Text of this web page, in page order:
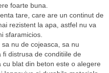
foarte buna.
tare, care are un continut de
rezistent la apa, astfel nu va
sfaramicios.
nu de cojeasca, sa nu
distrusa de conditiile de
blat din beton este o alegere